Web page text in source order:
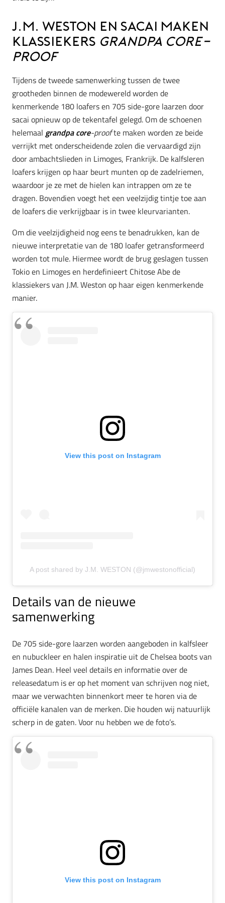
J.M. Weston en sacai maken
klassiekers grandpa core-
proof
Tijdens de tweede samenwerking tussen de twee
grootheden binnen de modewereld worden de
kenmerkende 180 loafers en 705 side-gore laarzen door
sacai opnieuw op de tekentafel gelegd. Om de schoenen
helemaal grandpa core-proofte maken worden ze beide
verrijkt met onderscheidende zolen die vervaardigd zijn
door ambachtslieden in Limoges, Frankrijk. De kalfsleren
loafers krijgen op haar beurt munten op de zadelriemen,
waardoor je ze met de hielen kan intrappen om ze te
dragen. Bovendien voegt het een veelzijdig tintje toe aan
de loafers die verkrijgbaar is in twee kleurvarianten.
Om die veelzijdigheid nog eens te benadrukken, kan de
nieuwe interpretatie van de 180 loafer getransformeerd
worden tot mule. Hiermee wordt de brug geslagen tussen
Tokio en Limoges en herdefinieert Chitose Abe de
klassiekers van J.M. Weston op haar eigen kenmerkende
manier.
View this post on Instagram
A post shared by J.M. WESTON (@jmwestonofficial)
Details van de nieuwe
samenwerking
De 705 side-gore laarzen worden aangeboden in kalfsleer
en nubuckleer en halen inspiratie uit de Chelsea boots van
James Dean. Heel veel details en informatie over de
releasedatum is er op het moment van schrijven nog niet,
maar we verwachten binnenkort meer te horen via de
officiële kanalen van de merken. Die houden wij natuurlijk
scherp in de gaten. Voor nu hebben we de foto’s.
View this post on Instagram